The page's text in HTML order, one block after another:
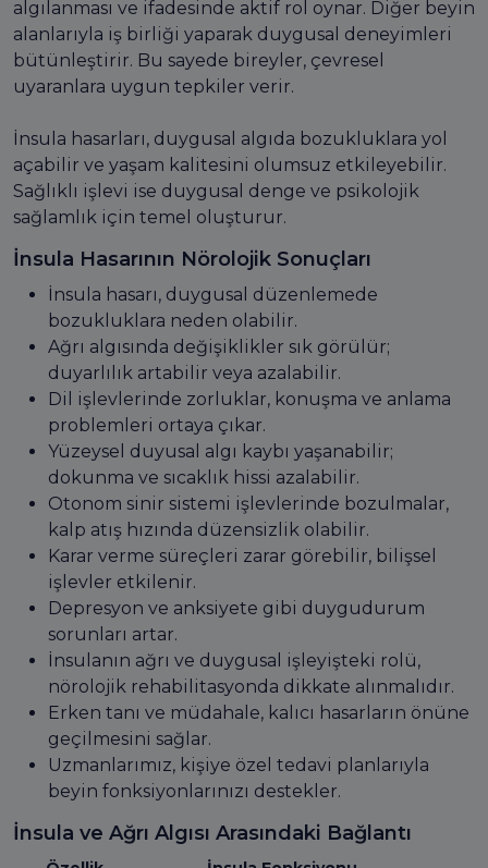
algılanması ve ifadesinde aktif rol oynar. Diğer beyin
alanlarıyla iş birliği yaparak duygusal deneyimleri
bütünleştirir. Bu sayede bireyler, çevresel
uyaranlara uygun tepkiler verir.
İnsula hasarları, duygusal algıda bozukluklara yol
açabilir ve yaşam kalitesini olumsuz etkileyebilir.
Sağlıklı işlevi ise duygusal denge ve psikolojik
sağlamlık için temel oluşturur.
İnsula Hasarının Nörolojik Sonuçları
İnsula hasarı, duygusal düzenlemede
bozukluklara neden olabilir.
Ağrı algısında değişiklikler sık görülür;
duyarlılık artabilir veya azalabilir.
Dil işlevlerinde zorluklar, konuşma ve anlama
problemleri ortaya çıkar.
Yüzeysel duyusal algı kaybı yaşanabilir;
dokunma ve sıcaklık hissi azalabilir.
Otonom sinir sistemi işlevlerinde bozulmalar,
kalp atış hızında düzensizlik olabilir.
Karar verme süreçleri zarar görebilir, bilişsel
işlevler etkilenir.
Depresyon ve anksiyete gibi duygudurum
sorunları artar.
İnsulanın ağrı ve duygusal işleyişteki rolü,
nörolojik rehabilitasyonda dikkate alınmalıdır.
Erken tanı ve müdahale, kalıcı hasarların önüne
geçilmesini sağlar.
Uzmanlarımız, kişiye özel tedavi planlarıyla
beyin fonksiyonlarınızı destekler.
İnsula ve Ağrı Algısı Arasındaki Bağlantı